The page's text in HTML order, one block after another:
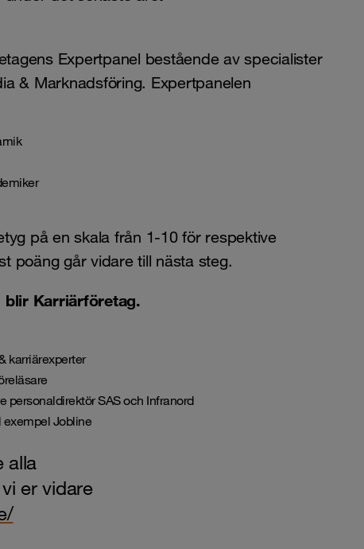
Expertpanel bestående av specialister
& Marknadsföring. Expertpanelen
på en skala från 1-10 för respektive
poäng går vidare till nästa steg.
blir Karriärföretag.
karriärexperter
personaldirektör SAS och Infranord
exempel Jobline
alla
er vidare